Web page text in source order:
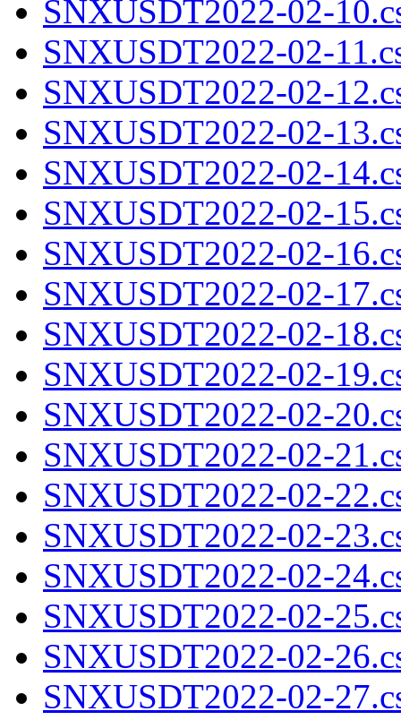
SNXUSDT2022-02-
SNXUSDT2022-02-
SNXUSDT2022-02-
SNXUSDT2022-02-
SNXUSDT2022-02-
SNXUSDT2022-02-
SNXUSDT2022-02-
SNXUSDT2022-02-
SNXUSDT2022-02-
SNXUSDT2022-02-
SNXUSDT2022-02-
SNXUSDT2022-02-
SNXUSDT2022-02-
SNXUSDT2022-02-
SNXUSDT2022-02-
SNXUSDT2022-02-
SNXUSDT2022-02-
SNXUSDT2022-02-